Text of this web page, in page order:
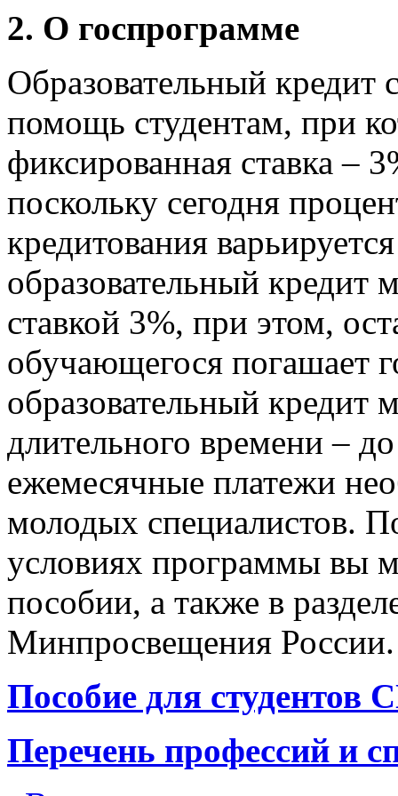
2. О госпрограмме
Образовательный кредит
помощь студентам, при
фиксированная ставка –
поскольку сегодня
кредитования
образовательный кредит
ставкой 3%, при этом,
обучающегося погашает
образовательный кредит
длительного времени –
ежемесячные платежи
молодых специалистов.
условиях программы вы
пособии, а также в
Минпросвещения России.
Пособие для студентов
Перечень профессий и